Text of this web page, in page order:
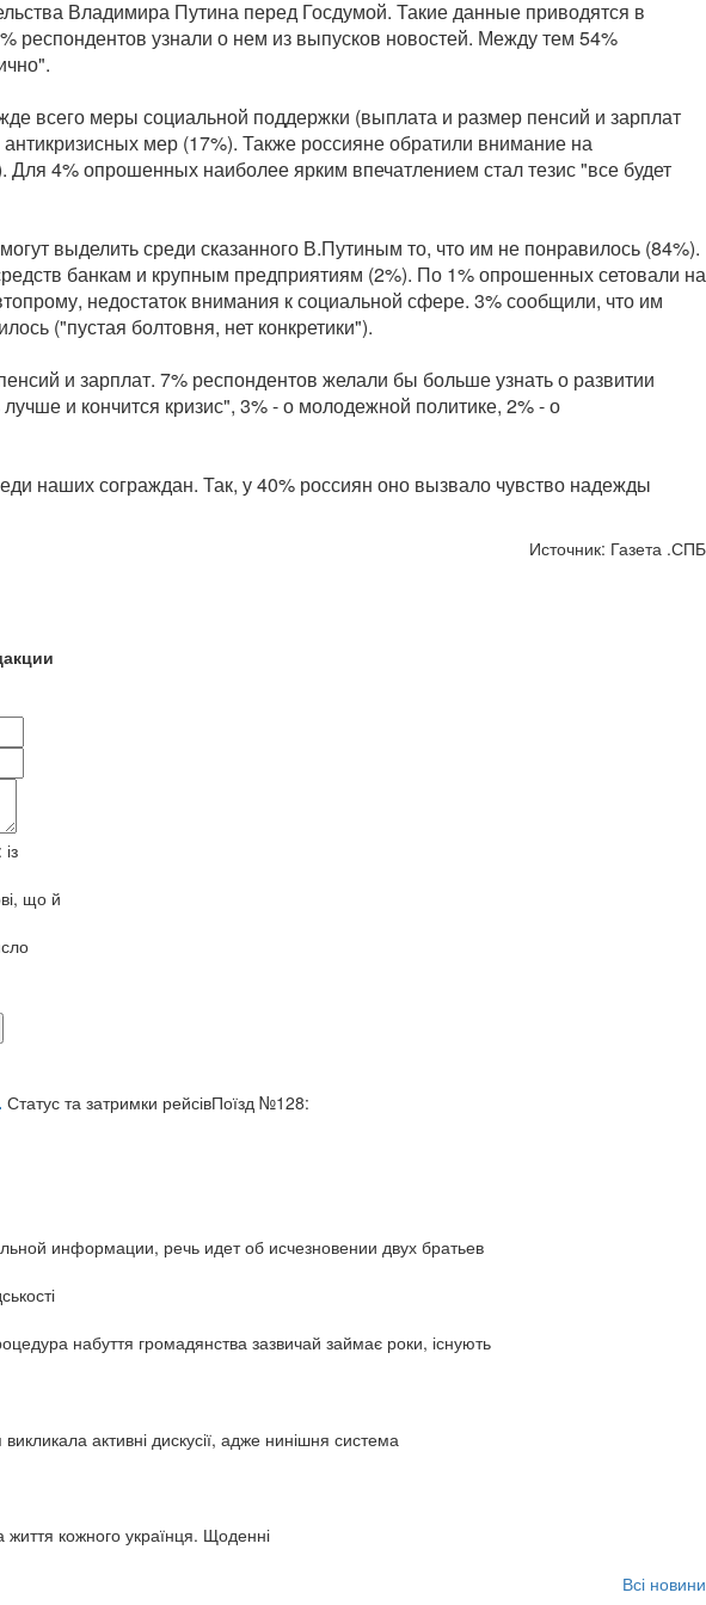
Владимира Путина перед Госдумой. Такие данные приводятся в
узнали о нем из выпусков новостей. Между тем 54%
всего меры социальной поддержки (выплата и размер пенсий и зарплат
мер (17%). Также россияне обратили внимание на
4% опрошенных наиболее ярким впечатлением стал тезис "все будет
выделить среди сказанного В.Путиным то, что им не понравилось (84%).
банкам и крупным предприятиям (2%). По 1% опрошенных сетовали на
недостаток внимания к социальной сфере. 3% сообщили, что им
("пустая болтовня, нет конкретики").
и зарплат. 7% респондентов желали бы больше узнать о развитии
и кончится кризис", 3% - о молодежной политике, 2% - о
наших сограждан. Так, у 40% россиян оно вызвало чувство надежды
Источник: Газета .СПБ
із
що й
Статус та затримки рейсівПоїзд №128:
информации, речь идет об исчезновении двух братьев
набуття громадянства зазвичай займає роки, існують
викликала активні дискусії, адже нинішня система
кожного українця. Щоденні
Всі новини